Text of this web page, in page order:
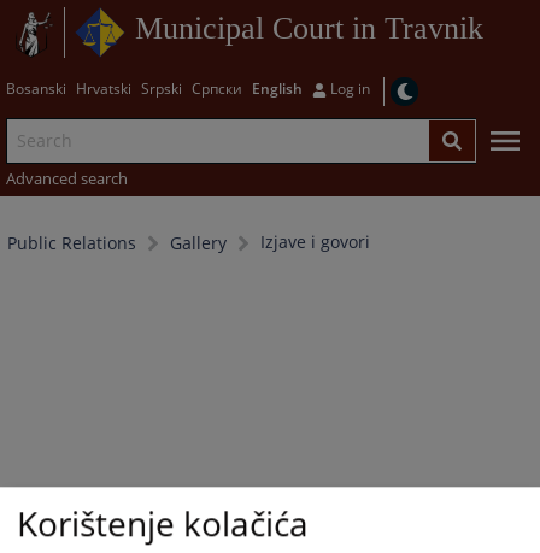
Municipal Court in Travnik
Bosanski Hrvatski Srpski Српски English Log in
Advanced search
Public Relations Gallery Izjave i govori
Korištenje kolačića